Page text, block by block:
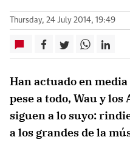
Thursday, 24 July 2014, 19:49
Han actuado en
pese a todo, Wau y
siguen a lo suyo:
a los grandes de la